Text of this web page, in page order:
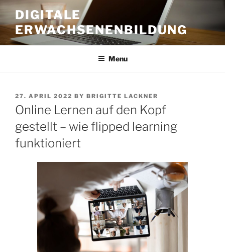
Skip
content
DIGITALE
ERWACHSENENBILDUNG
Menu
POSTED
ON
27. APRIL 2022 BY BRIGITTE LACKNER
Online Lernen auf den Kopf
gestellt – wie flipped learning
funktioniert